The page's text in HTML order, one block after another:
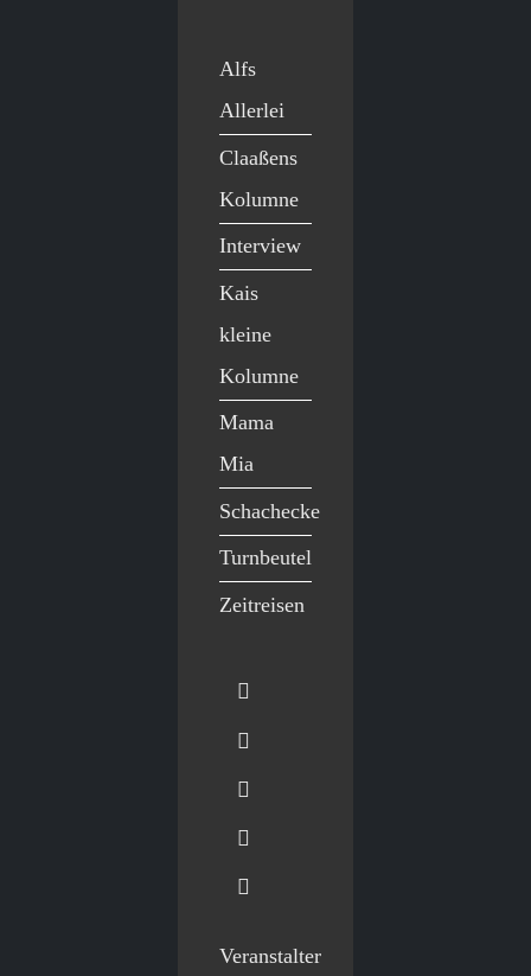
Alfs
Allerlei
Claaßens
Kolumne
Interview
Kais
kleine
Kolumne
Mama
Mia
Schachecke
Turnbeutel
Zeitreisen
Veranstalter